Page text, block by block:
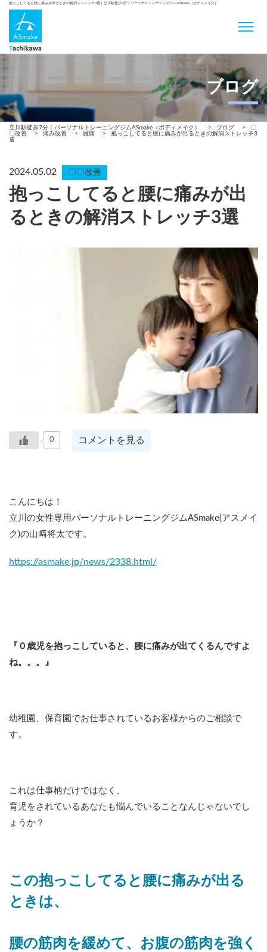
抱っこしてると腰に痛みが出るときの解消ストレッチ3選 | 立川駅徒歩7分｜パーソナルトレーニングジムASmake（ボディメイク）
ブログ
立川駅徒歩7分｜パーソナルトレーニングジムASmake（ボディメイク） > ブログ >
〇
〇改善
> 痛み改善 > 腰痛 >
抱っこしてると腰に痛みが出るときの解消ストレッチ3
選
2024.05.02 〇〇改善
抱っこしてると腰に痛みが出
るときの解消ストレッチ3選
0 コメントを見る
こんにちは！
立川の女性専用パーソナルトレーニングジムASmake(アスメイ
ク)の山﨑将太です。
https://asmake.jp/news/2338.html/
『０歳児を抱っこしていると、腰に痛みが出てくるんですよ
ね。。。』
幼稚園、保育園でお仕事されているお客様からのご相談で
す。
これは仕事柄だけではなく、
育児をされているあなたも悩んでいることなんじゃないでし
ょうか？
この抱っこしてると腰に痛みが出る
ときは、
腰の筋肉を緩めて、お腹の筋肉を強く